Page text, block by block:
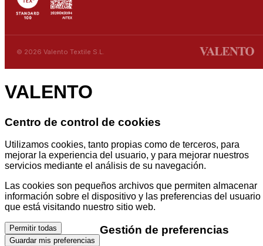
© 2026 Valento Textile S.L.
VALENTO
Centro de control de cookies
Utilizamos cookies, tanto propias como de terceros, para
mejorar la experiencia del usuario, y para mejorar nuestros
servicios mediante el análisis de su navegación.
Las cookies son pequeños archivos que permiten almacenar
información sobre el dispositivo y las preferencias del usuario
que está visitando nuestro sitio web.
Permitir todas
Guardar mis preferencias
Gestión de preferencias